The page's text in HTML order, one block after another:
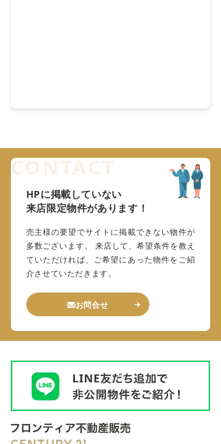
HPに掲載していない
来店限定物件があります！
売主様の要望でサイトに掲載できない物件が
多数ございます。
来店して、希望条件を教え
ていただければ、ご希望にあった物件をご紹
介させていただきます。
お問合せ